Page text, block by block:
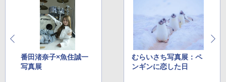
番田渚奈子×魚住誠一
写真展
むらいさち写真展：ペ
ンギンに恋した日